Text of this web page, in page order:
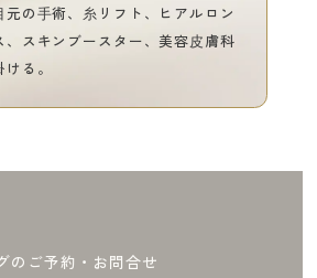
元の⼿術、⽷リフト、ヒアルロン
、スキンブースター、美容⽪膚科
る。
のご予約・お問合せ